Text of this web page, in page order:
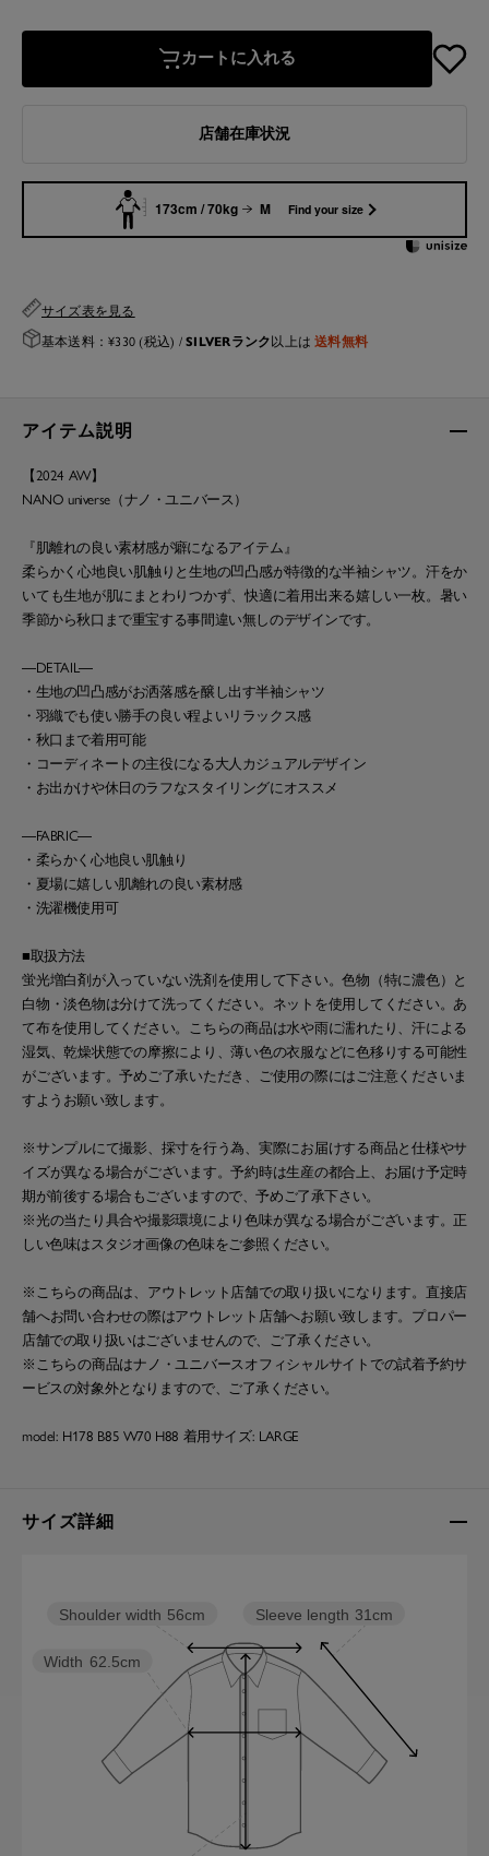
アイテム説明
【2024 AW】
NANO universe（ナノ・ユニバース）
『肌離れの良い素材感が癖になるアイテム』
柔らかく心地良い肌触りと生地の凹凸感が特徴的な半袖シャツ。汗をか
いても生地が肌にまとわりつかず、快適に着用出来る嬉しい一枚。暑い
季節から秋口まで重宝する事間違い無しのデザインです。
―DETAIL―
・生地の凹凸感がお洒落感を醸し出す半袖シャツ
・羽織でも使い勝手の良い程よいリラックス感
・秋口まで着用可能
・コーディネートの主役になる大人カジュアルデザイン
・お出かけや休日のラフなスタイリングにオススメ
―FABRIC―
・柔らかく心地良い肌触り
・夏場に嬉しい肌離れの良い素材感
・洗濯機使用可
■取扱方法
蛍光増白剤が入っていない洗剤を使用して下さい。色物（特に濃色）と
白物・淡色物は分けて洗ってください。ネットを使用してください。あ
て布を使用してください。こちらの商品は水や雨に濡れたり、汗による
湿気、乾燥状態での摩擦により、薄い色の衣服などに色移りする可能性
がございます。予めご了承いただき、ご使用の際にはご注意くださいま
すようお願い致します。
※サンプルにて撮影、採寸を行う為、実際にお届けする商品と仕様やサ
イズが異なる場合がございます。予約時は生産の都合上、お届け予定時
期が前後する場合もございますので、予めご了承下さい。
※光の当たり具合や撮影環境により色味が異なる場合がございます。正
しい色味はスタジオ画像の色味をご参照ください。
※こちらの商品は、アウトレット店舗での取り扱いになります。直接店
舗へお問い合わせの際はアウトレット店舗へお願い致します。プロパー
店舗での取り扱いはございませんので、ご了承ください。
※こちらの商品はナノ・ユニバースオフィシャルサイトでの試着予約サ
ービスの対象外となりますので、ご了承ください。
model: H178 B85 W70 H88 着用サイズ: LARGE
サイズ詳細
Sleeve length 31cm
Width 62.5cm
Shoulder width 56cm
格
カートに入れる
店舗在庫状況
173cm / 70kg M Find your size
サイズ表を見る
基本送料：¥330 (税込) /SILVERランク 以上は送料無料